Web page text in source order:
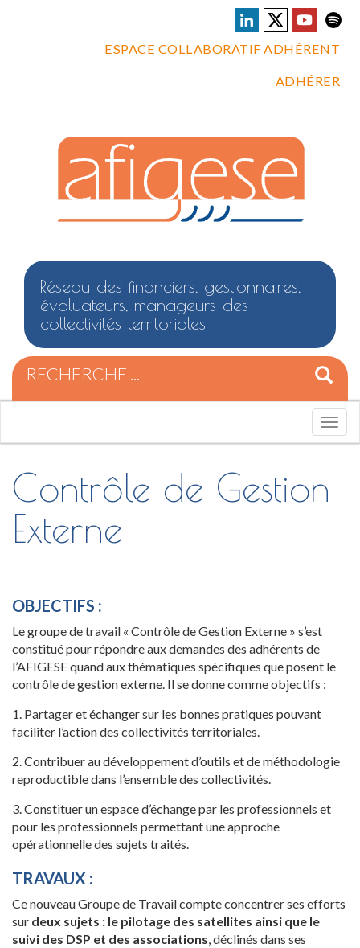
ESPACE COLLABORATIF ADHÉRENT
ADHÉRER
Réseau des financiers, gestionnaires,
évaluateurs, manageurs des
collectivités territoriales
c
r
h
e
p
o
u
T
o
n
Contrôle de Gestion
Externe
OBJECTIFS :
Le groupe de travail « Contrôle de Gestion Externe » s’est
constitué pour répondre aux demandes des adhérents de
l’AFIGESE quand aux thématiques spécifiques que posent le
contrôle de gestion externe. Il se donne comme objectifs :
1. Partager et échanger sur les bonnes pratiques pouvant
faciliter l’action des collectivités territoriales.
2. Contribuer au développement d’outils et de méthodologie
reproductible dans l’ensemble des collectivités.
3. Constituer un espace d’échange par les professionnels et
pour les professionnels permettant une approche
opérationnelle des sujets traités.
TRAVAUX :
Ce nouveau Groupe de Travail compte concentrer ses efforts
sur deux sujets : le pilotage des satellites ainsi que le
suivi des DSP et des associations, déclinés dans ses